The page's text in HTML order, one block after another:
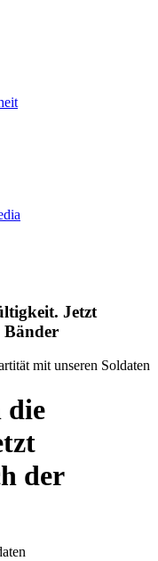
Jetzt
Bänder
mit unseren Soldaten
die
der